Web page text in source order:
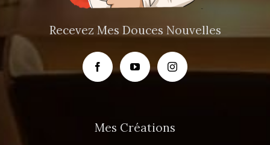
Recevez Mes Douces Nouvelles
Mes Créations